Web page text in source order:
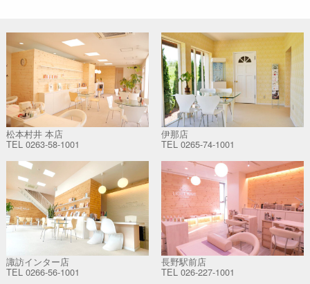
松本村井 本店
TEL 0263-58-1001
伊那店
TEL 0265-74-1001
諏訪インター店
TEL 0266-56-1001
長野駅前店
TEL 026-227-1001